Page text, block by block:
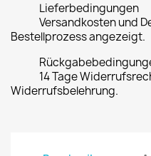
Lieferbedingungen
Versandkosten und
Bestellprozess angezeigt.
14 Tage
Widerrufsbelehrung.